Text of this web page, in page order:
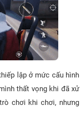
lập ở mức cấu hình
thất vọng khi đã xử
chơi khi chơi, nhưng